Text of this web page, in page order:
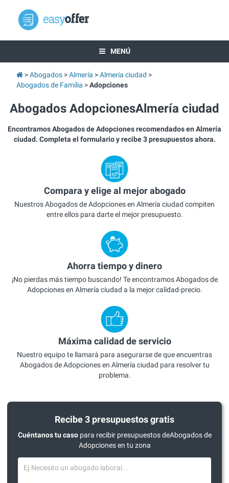
MENÚ
Abogados Almería
Almería ciudad
Abogados de Familia
Adopciones
Abogados AdopcionesAlmería ciudad
Encontramos Abogados de Adopciones recomendados en Almería
ciudad. Completa el formulario y recibe 3 presupuestos ahora.
Compara y elige al mejor abogado
Nuestros Abogados de Adopciones en Almería ciudad compiten
entre ellos para darte el mejor presupuesto.
Ahorra tiempo y dinero
¡No pierdas más tiempo buscando! Te encontramos Abogados de
Adopciones en Almería ciudad a la mejor calidad-precio.
Máxima calidad de servicio
Nuestro equipo te llamará para asegurarse de que encuentras
Abogados de Adopciones en Almería ciudad para resolver tu
problema.
Recibe 3 presupuestos gratis
Cuéntanos tu casopara recibir presupuestos deAbogados de
Adopciones en tu zona